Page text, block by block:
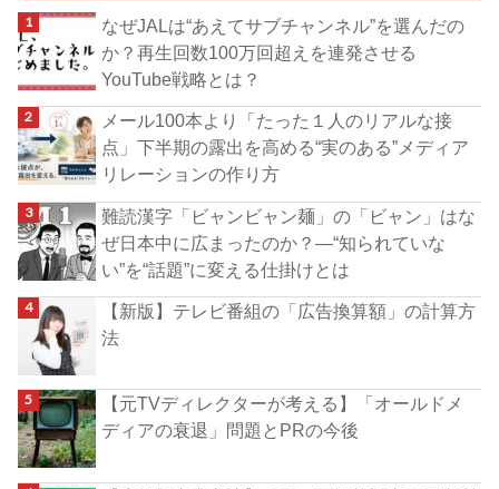
なぜJALは“あえてサブチャンネル”を選んだの
か？再生回数100万回超えを連発させる
YouTube戦略とは？
メール100本より「たった１人のリアルな接
点」下半期の露出を高める“実のある”メディア
リレーションの作り方
難読漢字「ビャンビャン麺」の「ビャン」はな
ぜ日本中に広まったのか？―“知られていな
い”を“話題”に変える仕掛けとは
【新版】テレビ番組の「広告換算額」の計算方
法
【元TVディレクターが考える】「オールドメ
ディアの衰退」問題とPRの今後